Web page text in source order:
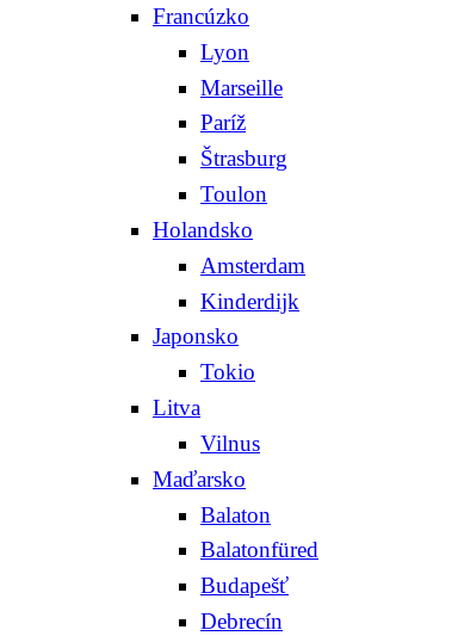
Francúzko
Lyon
Marseille
Paríž
Štrasburg
Toulon
Holandsko
Amsterdam
Kinderdijk
Japonsko
Tokio
Litva
Vilnus
Maďarsko
Balaton
Balatonfüred
Budapešť
Debrecín